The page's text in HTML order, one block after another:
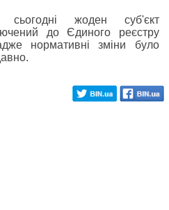
жоден суб'єкт
до Єдиного реєстру
нормативні зміни було